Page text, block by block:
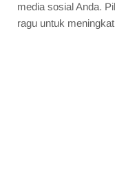
media sosial Anda.
ragu untuk